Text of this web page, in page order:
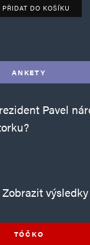
reklam množství
PŘIDAT DO KOŠÍKU
ANKETY
Pavel
Zobrazit výsledky
TÓČKO